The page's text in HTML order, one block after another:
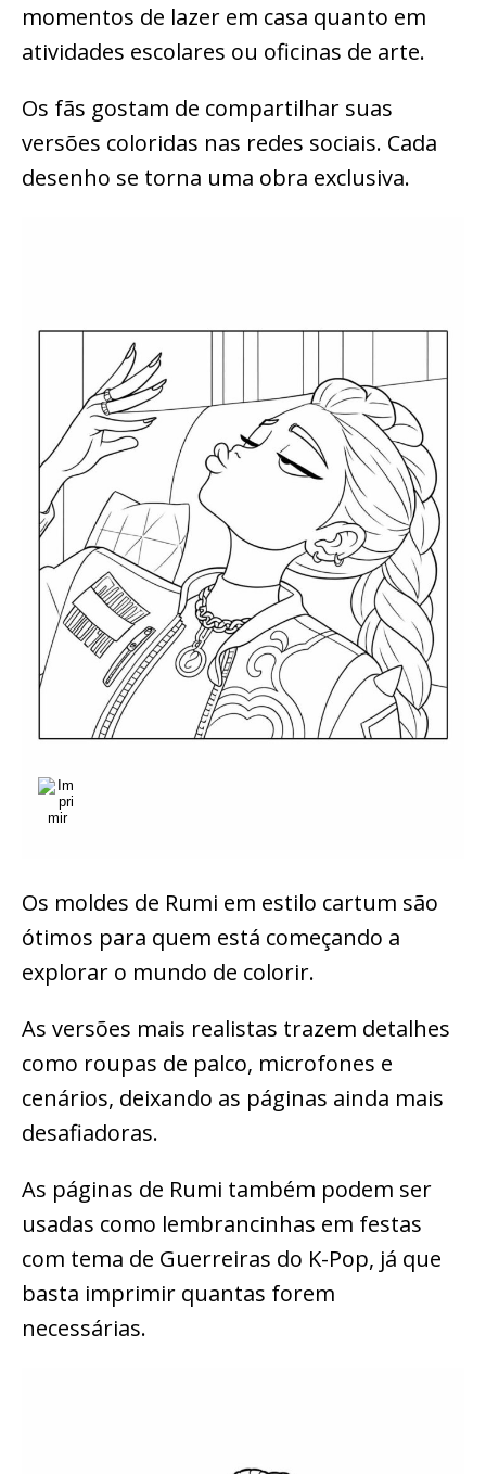
momentos de lazer em casa quanto em
atividades escolares ou oficinas de arte.
Os fãs gostam de compartilhar suas
versões coloridas nas redes sociais. Cada
desenho se torna uma obra exclusiva.
Os moldes de Rumi em estilo cartum são
ótimos para quem está começando a
explorar o mundo de colorir.
As versões mais realistas trazem detalhes
como roupas de palco, microfones e
cenários, deixando as páginas ainda mais
desafiadoras.
As páginas de Rumi também podem ser
usadas como lembrancinhas em festas
com tema de Guerreiras do K-Pop, já que
basta imprimir quantas forem
necessárias.